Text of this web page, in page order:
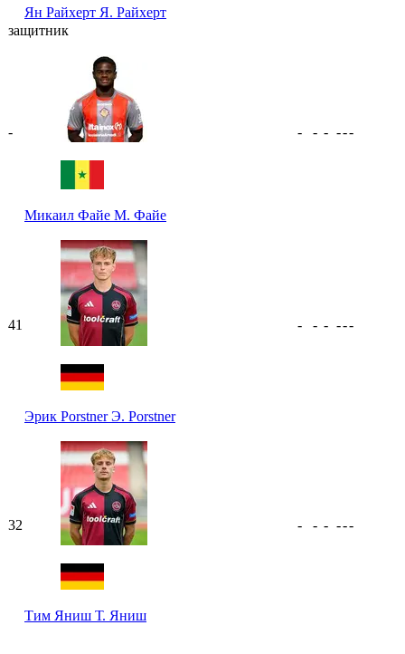
Ян Райхерт Я. Райхерт
защитник
-
Микаил Файе М. Файе
- - - ---
41
Эрик PorstnerЭ. Porstner
- - - ---
32
Тим Яниш Т. Яниш
- - - ---